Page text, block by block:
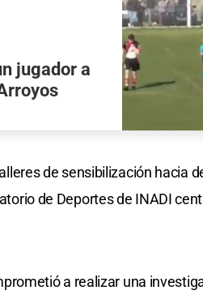
jugador a
de sensibilización hacia
de Deportes de INADI
a realizar una